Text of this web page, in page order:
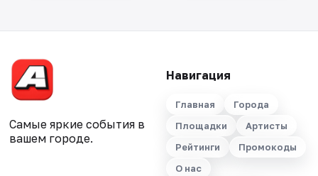
Самые яркие события в
вашем городе.
Навигация
Главная
Города
Площадки
Артисты
Рейтинги
Промокоды
О нас